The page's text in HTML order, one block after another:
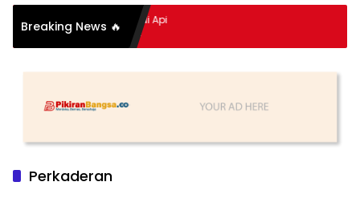
Breaking News 🔥
Hidup Meledak Jadi Api
Tragedi Menteng-
Maling Ayam di Bali
Perkaderan